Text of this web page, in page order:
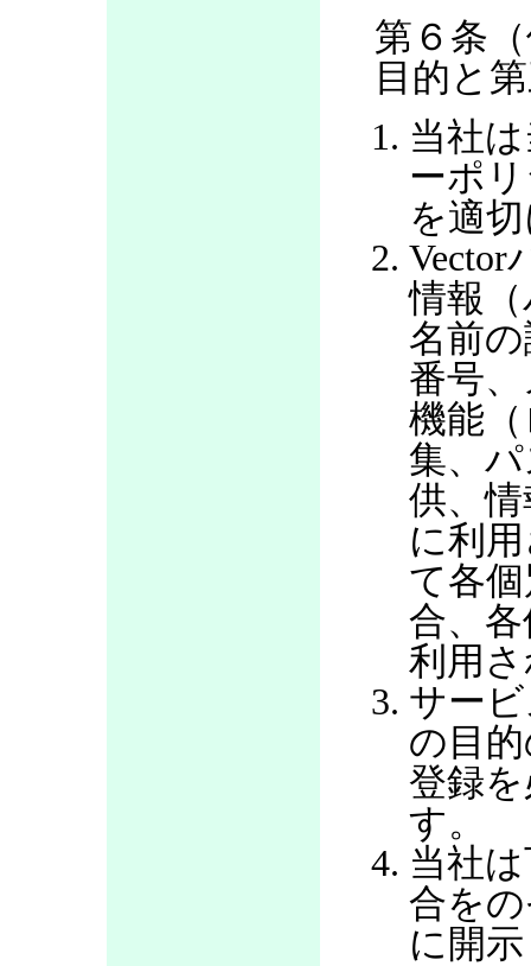
第６条
目的と
当社
ーポ
を適
Vector
情報
名前
番号
機能
集、
供、
に利
て各
合、
利用
サー
の目
登録
す。
当社
合を
に開